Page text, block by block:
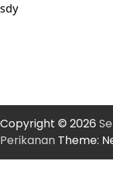
sdy
Copyright © 2026
Perikanan Theme: